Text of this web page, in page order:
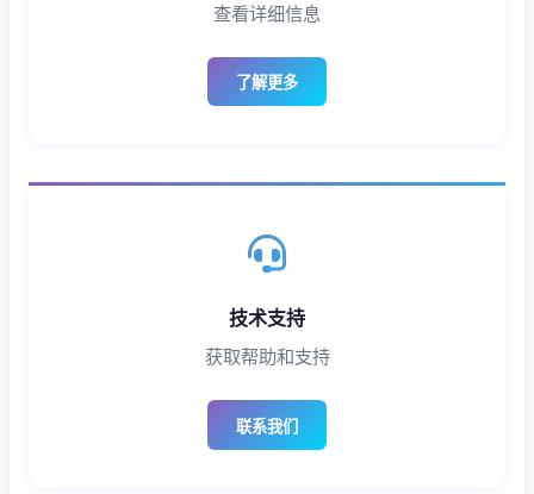
查看详细信息
了解更多
技术支持
获取帮助和支持
联系我们